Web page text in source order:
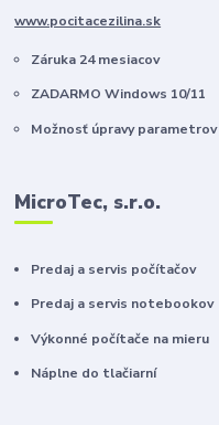
www.pocitacezilina.sk
Záruka 24 mesiacov
ZADARMO Windows 10/11
Možnosť úpravy parametrov
MicroTec, s.r.o.
Predaj a servis počítačov
Predaj a servis notebookov
Výkonné počítače na mieru
Náplne do tlačiarní